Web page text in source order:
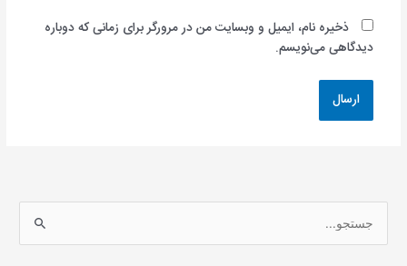
ذخیره نام، ایمیل و وبسایت من در مرورگر برای زمانی که دوباره
دیدگاهی می‌نویسم.